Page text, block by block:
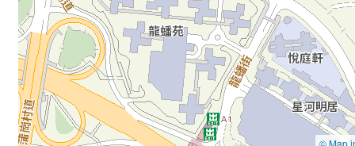
去標籤內容
去前一個標籤